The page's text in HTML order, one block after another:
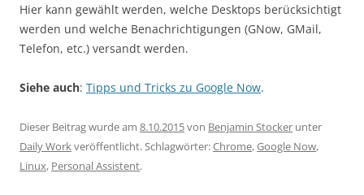
Hier kann gewählt werden, welche Desktops berücksichtigt
werden und welche Benachrichtigungen (GNow, GMail,
Telefon, etc.) versandt werden.
Siehe auch: Tipps und Tricks zu Google Now.
Dieser Beitrag wurde am 8.10.2015von Benjamin Stocker unter
Daily Workveröffentlicht. Schlagwörter:Chrome,Google Now,
Linux, Personal Assistent.